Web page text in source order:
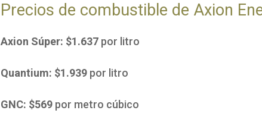
Precios de combustible de Axion
Axion Súper: $1.637 por litro
Quantium: $1.939 por litro
GNC: $569 por metro cúbico